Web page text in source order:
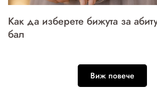
Как да изберете бижута за
бал
Виж повече